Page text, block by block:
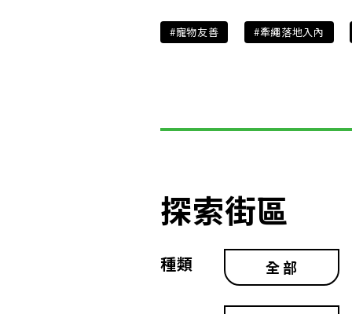
#寵物友善 #牽繩落地入內
探索街區
種類 全部